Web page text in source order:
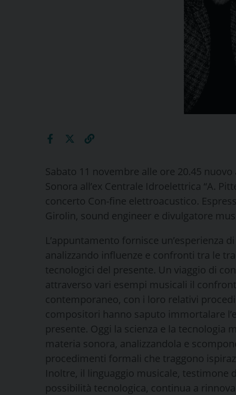
Sabato 11 novembre alle ore 20.45
Sonora all’ex Centrale Idroelettrica “A.
concerto Con-fine elettroacustico.
Girolin, sound engineer e divulgatore
L’appuntamento fornisce un’esperienza
analizzando influenze e confronti tra le
tecnologici del presente. Un viaggio di
attraverso vari esempi musicali il
contemporaneo, con i loro relativi
compositori hanno saputo immortalare
presente. Oggi la scienza e la tecnologia
materia sonora, analizzandola e
procedimenti formali che traggono
Inoltre, il linguaggio musicale, testimone
possibilità tecnologica, continua a